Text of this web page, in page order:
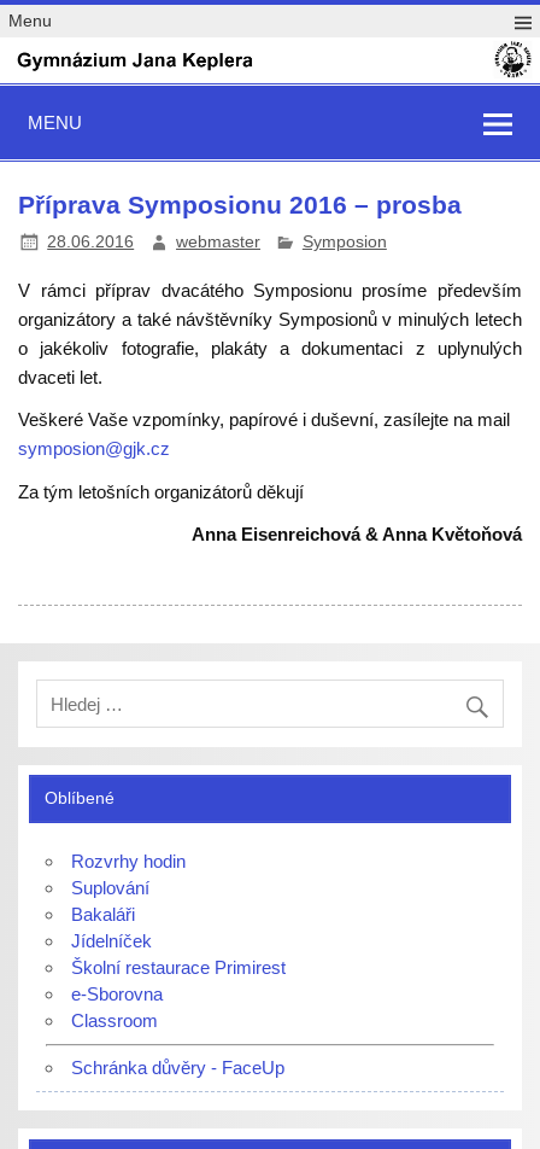
Menu
MENU
Příprava Symposionu 2016 – prosba
28.06.2016 webmaster Symposion
V rámci příprav dvacátého Symposionuprosíme především
organizátory a také návštěvníky Symposionů v minulých letech
o jakékoliv fotografie, plakáty a dokumentaci z uplynulých
dvaceti let.
Veškeré Vaše vzpomínky, papírové i duševní, zasílejte na mail
symposion@gjk.cz
Za tým letošních organizátorů děkují
Anna Eisenreichová & Anna Květoňová
Oblíbené
Rozvrhy hodin
Suplování
Bakaláři
Jídelníček
Školní restaurace Primirest
e-Sborovna
Classroom
Schránka důvěry - FaceUp